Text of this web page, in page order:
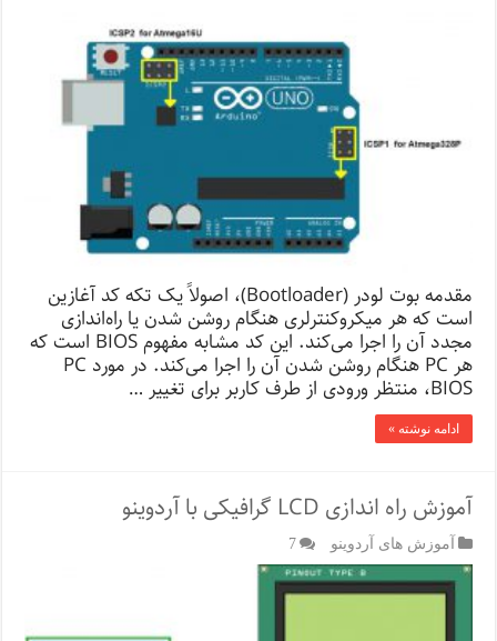
مقدمه بوت لودر (Bootloader)، اصولاً یک تکه کد آغازین
است که هر میکروکنترلری هنگام روشن شدن یا راه‌اندازی
مجدد آن را اجرا می‌کند. این کد مشابه مفهوم BIOS است که
هر PC هنگام روشن شدن آن را اجرا می‌کند. در مورد PC
،BIOS منتظر ورودی از طرف کاربر برای تغییر …
ادامه نوشته »
آموزش راه اندازی LCD گرافیکی با آردوینو
آموزش های آردوینو 7